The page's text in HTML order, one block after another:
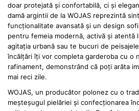
doar protejată și confortabilă, ci și
damă argintii de la WOJAS reprezintă
funcționalitate avansată și un design
pentru femeia modernă, activă și atentă
agitația urbană sau te bucuri de
încălțări îți vor completa garderoba cu o
rafinament, demonstrând că poți arăta
mai reci zile.
WOJAS, un producător polonez cu o
meșteșugul pielăriei și confecționarea